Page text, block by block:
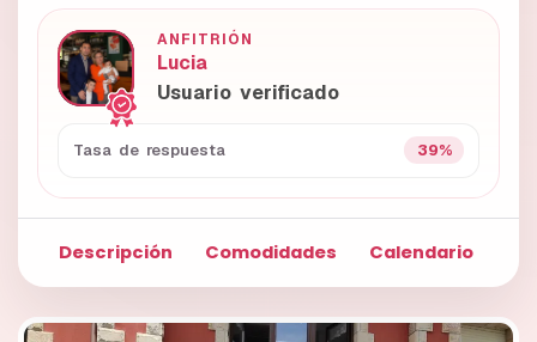
ANFITRIÓN
Lucia
Usuario verificado
Tasa de respuesta 39%
Descripción Comodidades Calendario